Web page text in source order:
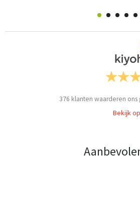
376 klanten waarderen
Bekijk